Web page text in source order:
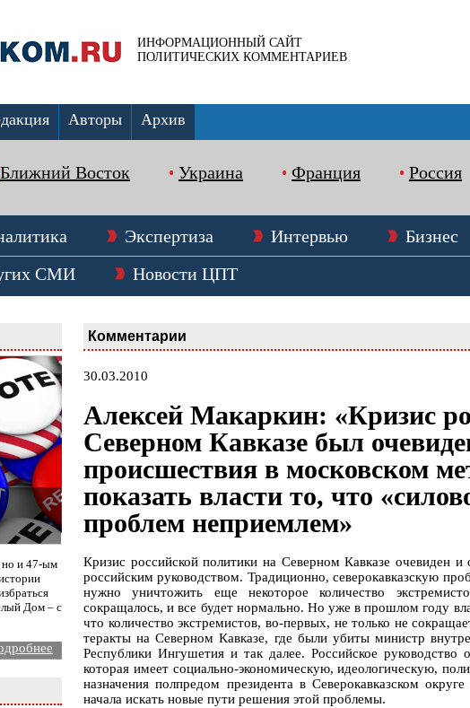
ИНФОРМАЦИОННЫЙ САЙТ
ПОЛИТИЧЕСКИХ КОММЕНТАРИЕВ
Авторы Архив
Ближний Восток Украина Франция Россия
Экспертиза Интервью Бизнес
СМИ Новости ЦПТ
но и 47-ым
Дом – с
Комментарии
30.03.2010
Алексей Макаркин: «Кризис
Северном Кавказе был
происшествия в московском
показать власти то, что
проблем неприемлем»
Кризис российской политики на Северном Кавказе очевиден
российским руководством. Традиционно, северокавказскую
нужно уничтожить еще некоторое количество
сокращалось, и все будет нормально. Но уже в прошлом году
что количество экстремистов, во-первых, не только не
теракты на Северном Кавказе, где были убиты министр
Республики Ингушетия и так далее. Российское
которая имеет социально-экономическую, идеологическую,
назначения полпредом президента в Северокавказском
начала искать новые пути решения этой проблемы.